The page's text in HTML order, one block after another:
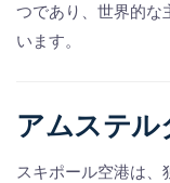
つであり、世界的な
います。
アムステル
スキポール空港は